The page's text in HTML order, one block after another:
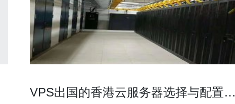
VPS出国的香港云服务器选择与配置指